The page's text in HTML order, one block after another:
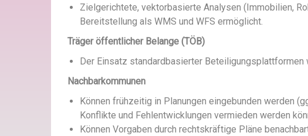
Zielgerichtete, vektorbasierte Analysen (Immobilien,
Bereitstellung als WMS und WFS ermöglicht.
Träger öffentlicher Belange (TÖB)
Der Einsatz standardbasierter Beteiligungsplattformen
Nachbarkommunen
Können frühzeitig in Planungen eingebunden werden
Konflikte und Fehlentwicklungen vermieden werden
Können Vorgaben durch rechtskräftige Pläne